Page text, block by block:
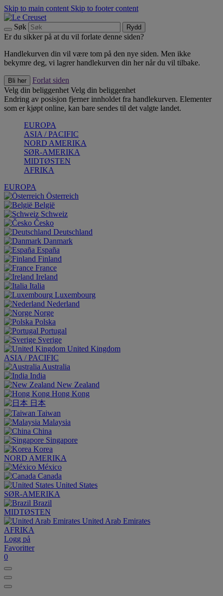
Skip to main content Skip to footer content
Søk Rydd
Er du sikker på at du vil forlate denne siden?
Handlekurven din vil være tom på den nye siden. Men ikke
bekymre deg, vi lagrer handlekurven din her når du vil tilbake.
Bli her
Forlat siden
Velg din beliggenhet Velg din beliggenhet
Endring av posisjon fjerner innholdet fra handlekurven. Elementer
som er kjøpt online, kan bare sendes til det valgte landet.
EUROPA
ASIA / PACIFIC
NORD AMERIKA
SØR-AMERIKA
MIDTØSTEN
AFRIKA
EUROPA
Österreich
België
Schweiz
Česko
Deutschland
Danmark
España
Finland
France
Ireland
Italia
Luxembourg
Nederland
Norge
Polska
Portugal
Sverige
United Kingdom
ASIA / PACIFIC
Australia
India
New Zealand
Hong Kong
日本
Taiwan
Malaysia
China
Singapore
Korea
NORD AMERIKA
México
Canada
United States
SØR-AMERIKA
Brazil
MIDTØSTEN
United Arab Emirates
AFRIKA
Logg på
Favoritter
0